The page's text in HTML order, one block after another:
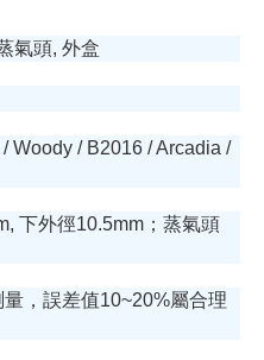
氣頭, 外盒
Woody / B2016 / Arcadia /
下外徑10.5mm；蒸氣頭
，誤差值10~20%屬合理